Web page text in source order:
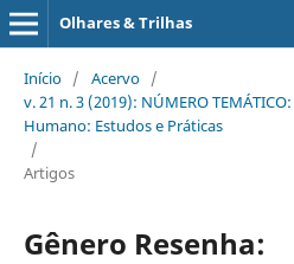
Olhares & Trilhas
Início / Acervo /
v. 21 n. 3 (2019): NÚMERO
Humano: Estudos e Práticas
/
Artigos
Gênero Resenha: